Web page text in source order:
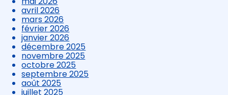
avril 2026
mars 2026
février 2026
janvier 2026
décembre 2025
novembre 2025
octobre 2025
septembre 2025
août 2025
juillet 2025